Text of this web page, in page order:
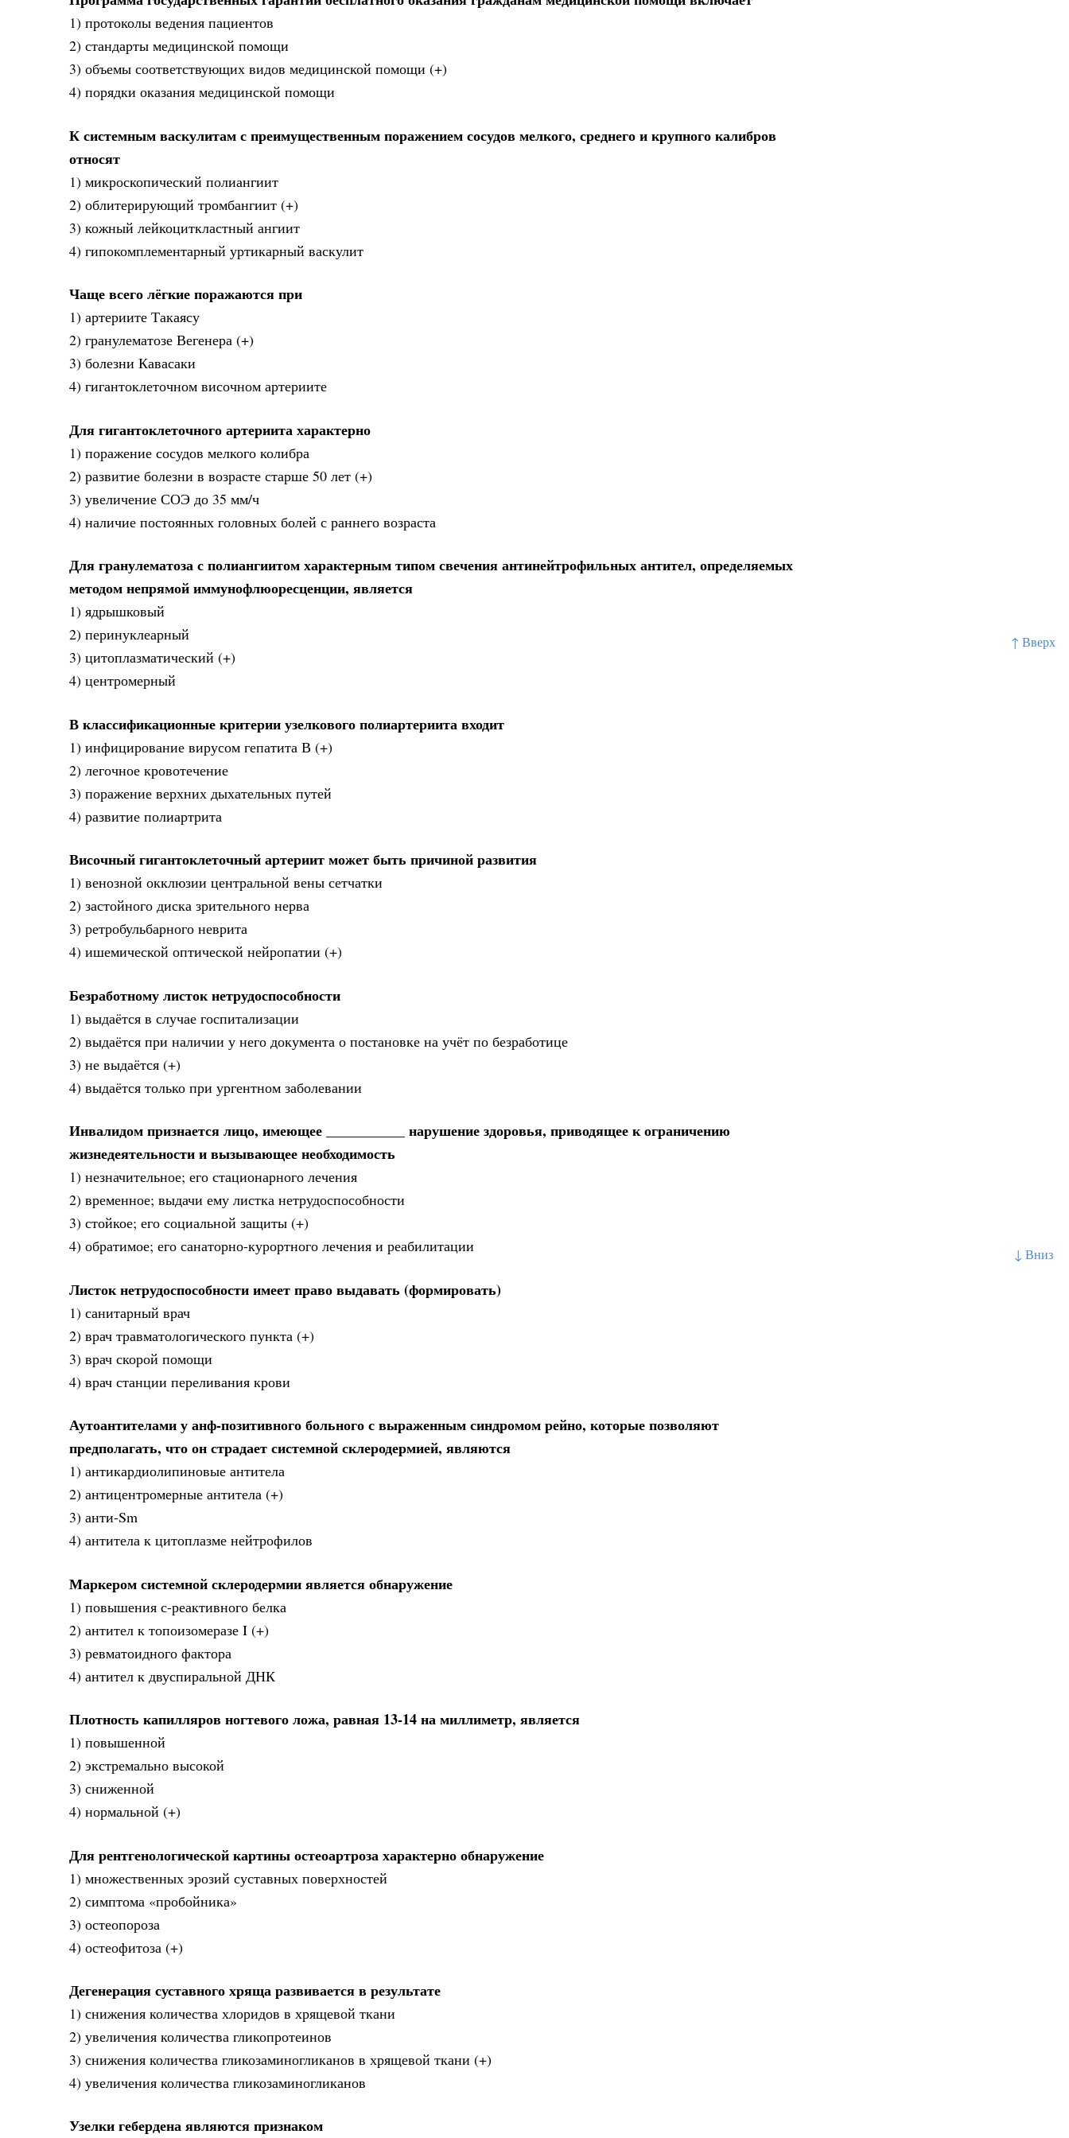
↑ Вверх
↓ Вниз
1) протоколы ведения пациентов
2) стандарты медицинской помощи
3) объемы соответствующих видов медицинской помощи (+)
4) порядки оказания медицинской помощи
К системным васкулитам с преимущественным поражением сосудов мелкого, среднего и крупного калибров
относят
1) микроскопический полиангиит
2) облитерирующий тромбангиит (+)
3) кожный лейкоциткластный ангиит
4) гипокомплементарный уртикарный васкулит
Чаще всего лёгкие поражаются при
1) артериите Такаясу
2) гранулематозе Вегенера (+)
3) болезни Кавасаки
4) гигантоклеточном височном артериите
Для гигантоклеточного артериита характерно
1) поражение сосудов мелкого колибра
2) развитие болезни в возрасте старше 50 лет (+)
3) увеличение СОЭ до 35 мм/ч
4) наличие постоянных головных болей с раннего возраста
Для гранулематоза с полиангиитом характерным типом свечения антинейтрофильных антител, определяемых
методом непрямой иммунофлюоресценции, является
1) ядрышковый
2) перинуклеарный
3) цитоплазматический (+)
4) центромерный
В классификационные критерии узелкового полиартериита входит
1) инфицирование вирусом гепатита В (+)
2) легочное кровотечение
3) поражение верхних дыхательных путей
4) развитие полиартрита
Височный гигантоклеточный артериит может быть причиной развития
1) венозной окклюзии центральной вены сетчатки
2) застойного диска зрительного нерва
3) ретробульбарного неврита
4) ишемической оптической нейропатии (+)
Безработному листок нетрудоспособности
1) выдаётся в случае госпитализации
2) выдаётся при наличии у него документа о постановке на учёт по безработице
3) не выдаётся (+)
4) выдаётся только при ургентном заболевании
Инвалидом признается лицо, имеющее ___________ нарушение здоровья, приводящее к ограничению
жизнедеятельности и вызывающее необходимость
1) незначительное; его стационарного лечения
2) временное; выдачи ему листка нетрудоспособности
3) стойкое; его социальной защиты (+)
4) обратимое; его санаторно-курортного лечения и реабилитации
Листок нетрудоспособности имеет право выдавать (формировать)
1) санитарный врач
2) врач травматологического пункта (+)
3) врач скорой помощи
4) врач станции переливания крови
Аутоантителами у анф-позитивного больного с выраженным синдромом рейно, которые позволяют
предполагать, что он страдает системной склеродермией, являются
1) антикардиолипиновые антитела
2) антицентромерные антитела (+)
3) анти-Sm
4) антитела к цитоплазме нейтрофилов
Маркером системной склеродермии является обнаружение
1) повышения с-реактивного белка
2) антител к топоизомеразе I (+)
3) ревматоидного фактора
4) антител к двуспиральной ДНК
Плотность капилляров ногтевого ложа, равная 13-14 на миллиметр, является
1) повышенной
2) экстремально высокой
3) сниженной
4) нормальной (+)
Для рентгенологической картины остеоартроза характерно обнаружение
1) множественных эрозий суставных поверхностей
2) симптома «пробойника»
3) остеопороза
4) остеофитоза (+)
Дегенерация суставного хряща развивается в результате
1) снижения количества хлоридов в хрящевой ткани
2) увеличения количества гликопротеинов
3) снижения количества гликозаминогликанов в хрящевой ткани (+)
4) увеличения количества гликозаминогликанов
Узелки гебердена являются признаком